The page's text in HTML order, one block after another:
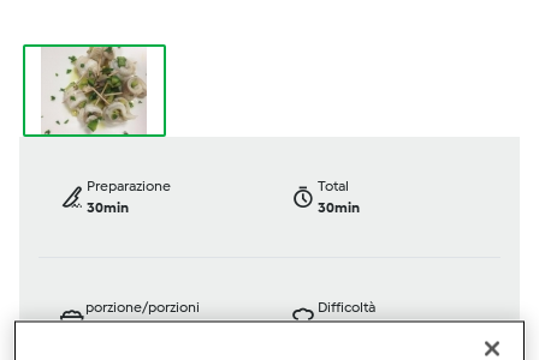
Preparazione
30min
Total
30min
porzione/porzioni
4porzione/porzioni
Difficoltà
facile